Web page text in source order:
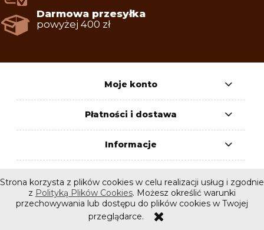
Strona korzysta z plików cookies w celu realizacji usług i zgodnie
z Polityką Plików Cookies. Możesz określić warunki
przechowywania lub dostępu do plików cookies w Twojej
przeglądarce.
Darmowa przesyłka
powyżej 400 zł
Moje konto
Płatności i dostawa
Informacje
pokaż pełną wersję strony